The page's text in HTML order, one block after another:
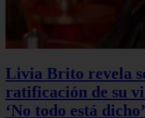
Livia Brito revela
ratificación de su
‘No todo está dicho’